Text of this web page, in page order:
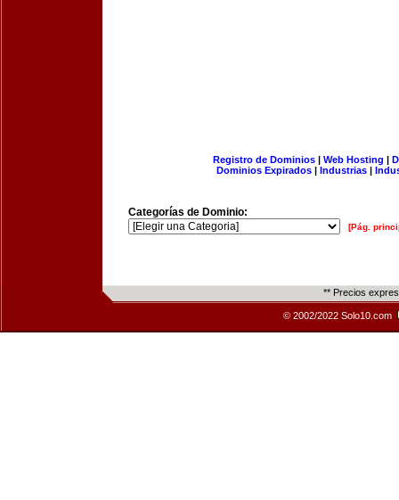
Registro de Dominios| Web Hosting |
Dominios Expirados | Industrias |
Categorías de Dominio:
[Pág.
** Precios
© 2002/2022 Solo10.com